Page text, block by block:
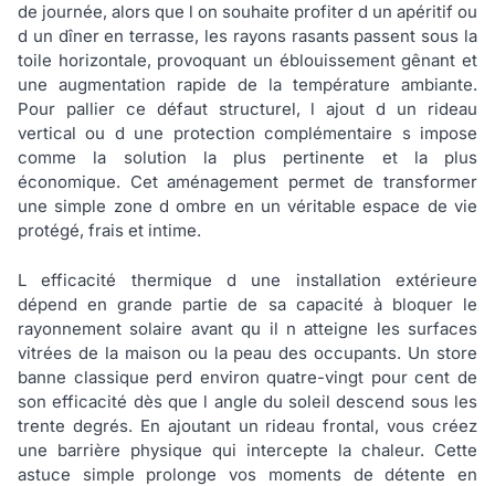
de journée, alors que l on souhaite profiter d un apéritif ou
d un dîner en terrasse, les rayons rasants passent sous la
toile horizontale, provoquant un éblouissement gênant et
une augmentation rapide de la température ambiante.
Pour pallier ce défaut structurel, l ajout d un rideau
vertical ou d une protection complémentaire s impose
comme la solution la plus pertinente et la plus
économique. Cet aménagement permet de transformer
une simple zone d ombre en un véritable espace de vie
protégé, frais et intime.
L efficacité thermique d une installation extérieure
dépend en grande partie de sa capacité à bloquer le
rayonnement solaire avant qu il n atteigne les surfaces
vitrées de la maison ou la peau des occupants. Un store
banne classique perd environ quatre-vingt pour cent de
son efficacité dès que l angle du soleil descend sous les
trente degrés. En ajoutant un rideau frontal, vous créez
une barrière physique qui intercepte la chaleur. Cette
astuce simple prolonge vos moments de détente en